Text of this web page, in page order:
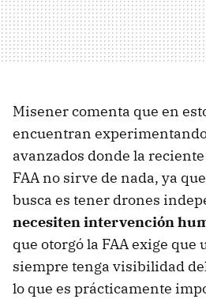
Misener comenta que en
encuentran
avanzados donde la
FAA no sirve de nada, ya
busca es tener drones
necesiten intervención
que otorgó la FAA exige
siempre tenga visibilidad
lo que es prácticamente